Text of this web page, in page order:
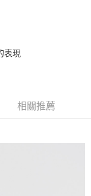
表現
相關推薦